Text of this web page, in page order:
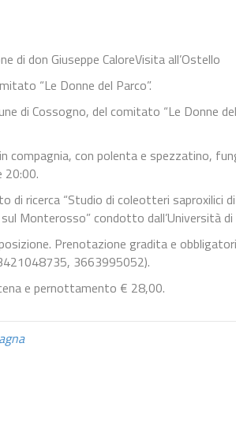
di don Giuseppe CaloreVisita all’Ostello
“Le Donne del Parco”.
di Cossogno, del comitato “Le Donne
compagnia, con polenta e spezzatino,
20:00.
di ricerca “Studio di coleotteri saproxilici
Monterosso” condotto dall’Università di
Prenotazione gradita e
3663995052).
e pernottamento € 28,00.